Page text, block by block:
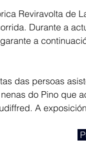
Reviravolta de
Durante a
a
das persoas
do Pino que
A